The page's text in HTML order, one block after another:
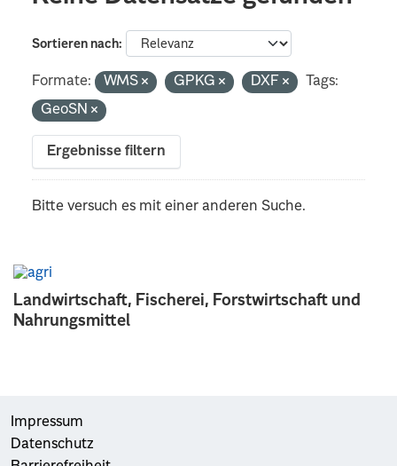
Landwirtschaft, Fischerei, Forstwirtschaft und
Nahrungsmittel
Sortieren nach
Formate: WMS GPKG DXF
Tags:
GeoSN
Ergebnisse filtern
Bitte versuch es mit einer anderen Suche.
Impressum
Datenschutz